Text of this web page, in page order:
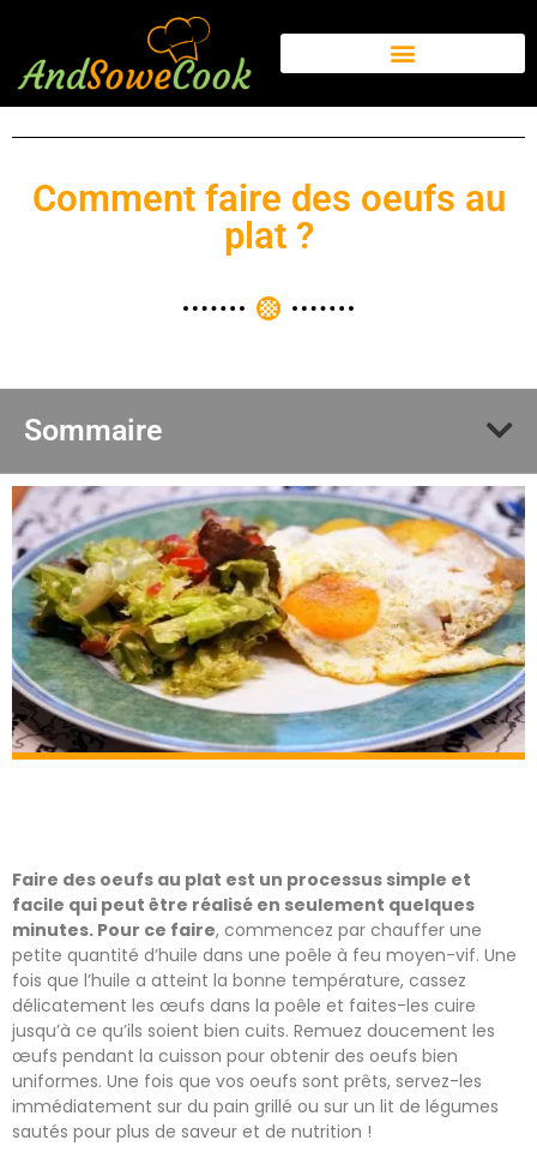
Comment faire des oeufs au
plat ?
Sommaire
Faire des oeufs au plat est un processus simple et
facile qui peut être réalisé en seulement quelques
minutes. Pour ce faire, commencez par chauffer une
petite quantité d’huile dans une poêle à feu moyen-vif. Une
fois que l’huile a atteint la bonne température, cassez
délicatement les œufs dans la poêle et faites-les cuire
jusqu’à ce qu’ils soient bien cuits. Remuez doucement les
œufs pendant la cuisson pour obtenir des oeufs bien
uniformes. Une fois que vos oeufs sont prêts, servez-les
immédiatement sur du pain grillé ou sur un lit de légumes
sautés pour plus de saveur et de nutrition !